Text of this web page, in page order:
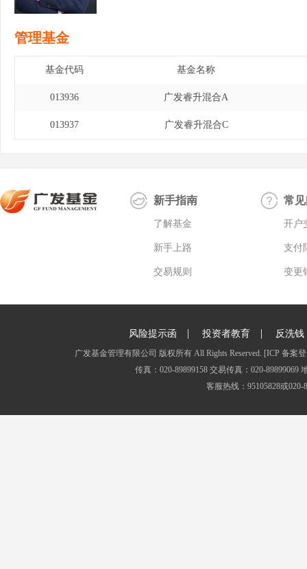
管理基金
基金代码 基金名称
013936 广发睿升混合A
013937 广发睿升混合C
新手指南
了解基金
新手上路
交易规则
常
开户
支付
变更
风险提示函 | 投资者教育 | 反洗钱
广发基金管理有限公司 版权所有 All Rights Reserved. [ICP 备案
传真：020-89899158 交易传真：020-
客服热线：95105828或020-